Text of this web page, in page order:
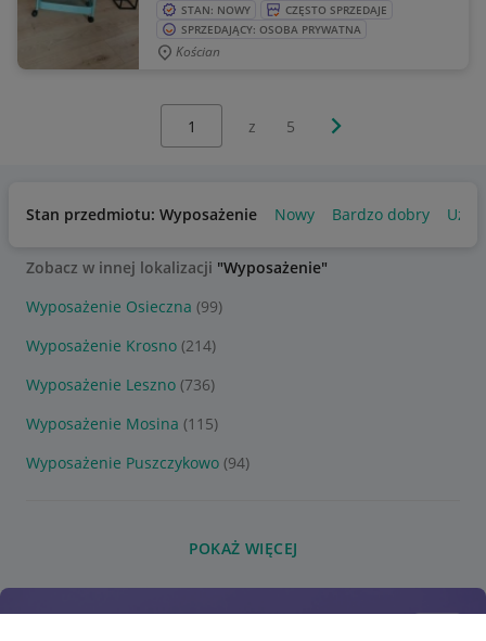
STAN: NOWY
CZĘSTO SPRZEDAJE
SPRZEDAJĄCY: OSOBA PRYWATNA
Kościan
z 5 Następna strona
Stan przedmiotu: Wyposażenie Nowy Bardzo dobry
Zobacz w innej lokalizacji "Wyposażenie"
Wyposażenie Osieczna (99)
Wyposażenie Krosno (214)
Wyposażenie Leszno (736)
Wyposażenie Mosina (115)
Wyposażenie Puszczykowo (94)
POKAŻ WIĘCEJ